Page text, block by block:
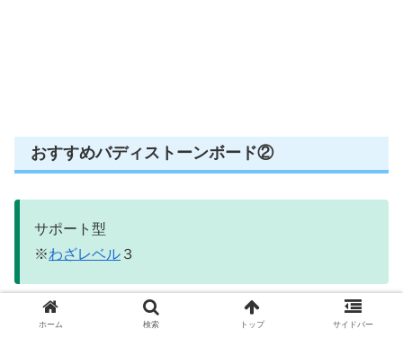
おすすめバディストーンボード②
サポート型
※わざレベル ３
ホーム 検索 トップ サイドバー